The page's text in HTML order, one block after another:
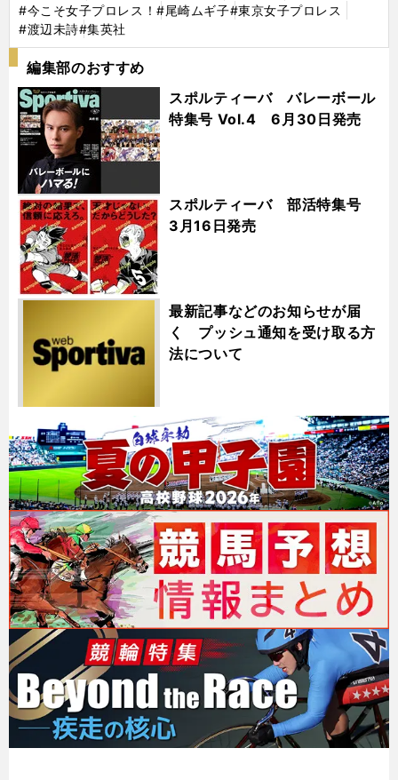
#今こそ女子プロレス！#尾崎ムギ子#東京女子プロレス
#渡辺未詩#集英社
編集部のおすすめ
スポルティーバ バレーボール
特集号 Vol.4 6月30日発売
スポルティーバ 部活特集号
3月16日発売
最新記事などのお知らせが届
く プッシュ通知を受け取る方
法について